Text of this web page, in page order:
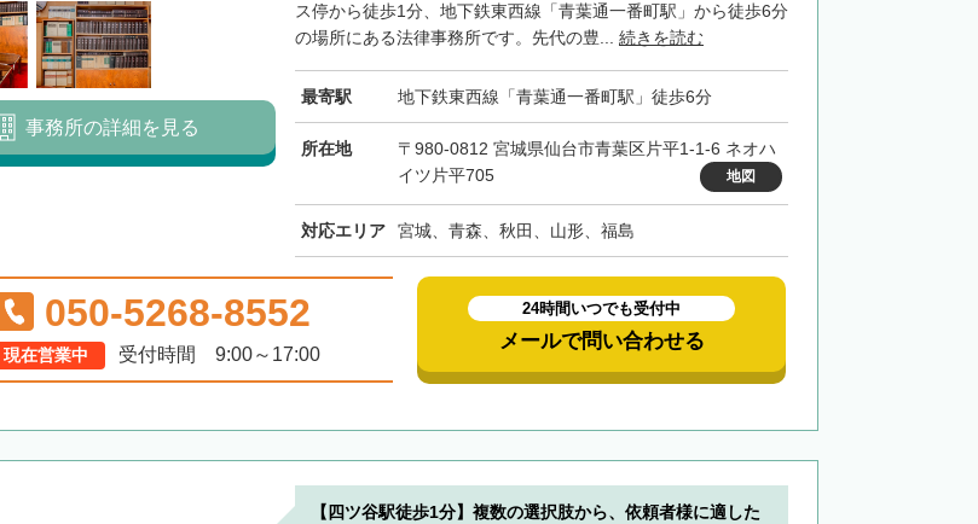
ス停から徒歩1分、地下鉄東西線「青葉通一番町駅」から徒歩6分
の場所にある法律事務所です。先代の豊... 続きを読む
最寄駅 地下鉄東西線「青葉通一番町駅」徒歩6分
所在地
〒980-0812 宮城県仙台市青葉区片平1-1-6 ネオハ
イツ片平705
地図
対応エリア 宮城、青森、秋田、山形、福島
事務所の詳細を見る
050-5268-8552
現在営業中 受付時間 9:00～17:00
24時間いつでも受付中
メールで問い合わせる
【四ツ谷駅徒歩1分】複数の選択肢から、依頼者様に適した